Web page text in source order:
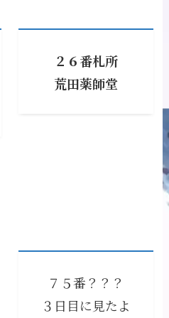
２６番札所
荒田薬師堂
７５番？？？
３日目に見たよ